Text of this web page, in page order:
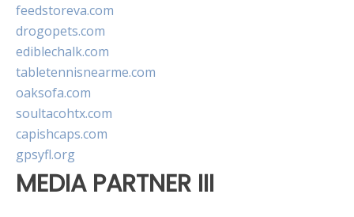
feedstoreva.com
drogopets.com
ediblechalk.com
tabletennisnearme.com
oaksofa.com
soultacohtx.com
capishcaps.com
gpsyfl.org
MEDIA PARTNER III